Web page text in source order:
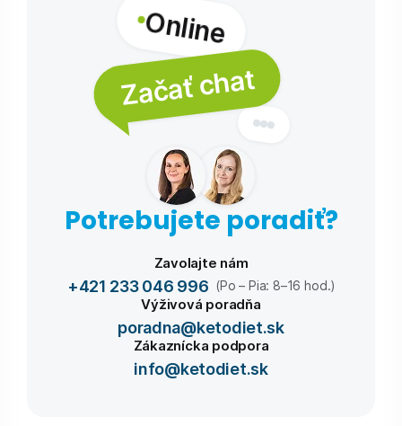
Online
Začať chat
Potrebujete poradiť?
Zavolajte nám
+421 233 046 996 (Po – Pia: 8–16 hod.)
Výživová poradňa
poradna@ketodiet.sk
Zákaznícka podpora
info@ketodiet.sk